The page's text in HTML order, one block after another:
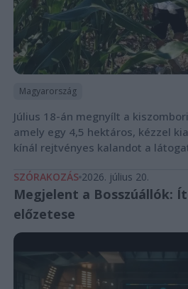
Magyarország
Július 18-án megnyílt a
amely egy 4,5 hektáros, kézzel
kínál rejtvényes kalandot a
SZÓRAKOZÁS 2026. július 20.
Megjelent a Bosszúállók:
előzetese